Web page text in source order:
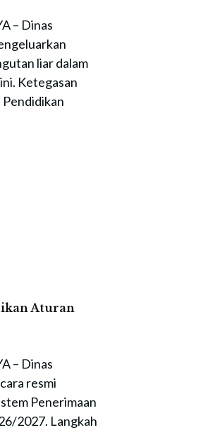
– Dinas
liar dalam
Ketegasan
Aturan
– Dinas
resmi
Penerimaan
2027. Langkah